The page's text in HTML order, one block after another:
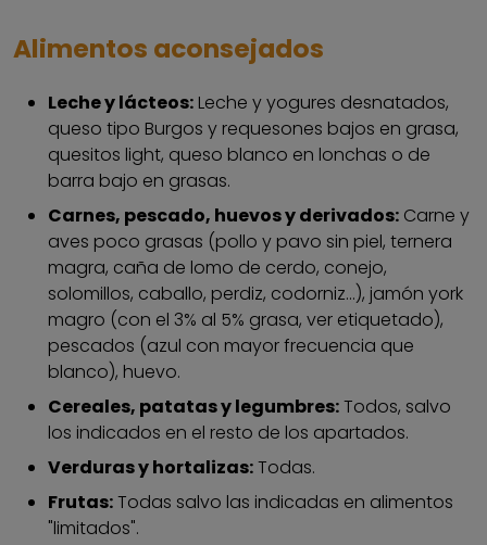
Alimentos aconsejados
Leche y lácteos: Leche y yogures desnatados,
queso tipo Burgos y requesones bajos en grasa,
quesitos light, queso blanco en lonchas o de
barra bajo en grasas.
Carnes, pescado, huevos y derivados: Carne y
aves poco grasas (pollo y pavo sin piel, ternera
magra, caña de lomo de cerdo, conejo,
solomillos, caballo, perdiz, codorniz...), jamón york
magro (con el 3% al 5% grasa, ver etiquetado),
pescados (azul con mayor frecuencia que
blanco), huevo.
Cereales, patatas y legumbres:Todos, salvo
los indicados en el resto de los apartados.
Verduras y hortalizas:Todas.
Frutas:Todas salvo las indicadas en alimentos
"limitados".